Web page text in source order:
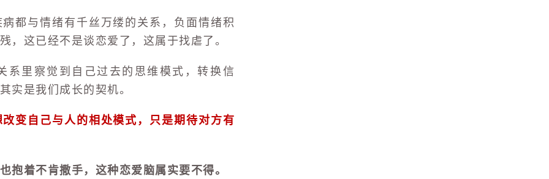
都与情绪有千丝万缕的关系，负面情绪积
，这已经不是谈恋爱了，这属于找虐了。
系里察觉到自己过去的思维模式，转换信
实是我们成长的契机。
变自己与人的相处模式，只是期待对方有
抱着不肯撒手，这种恋爱脑属实要不得。